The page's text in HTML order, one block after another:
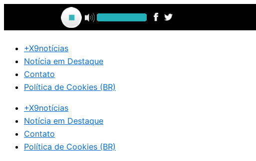
Ir
o
conteúdo+X9notícias
Notícia em Destaque
Contato
Política de Cookies (BR)
+X9notícias
Notícia em Destaque
Contato
Política de Cookies (BR)